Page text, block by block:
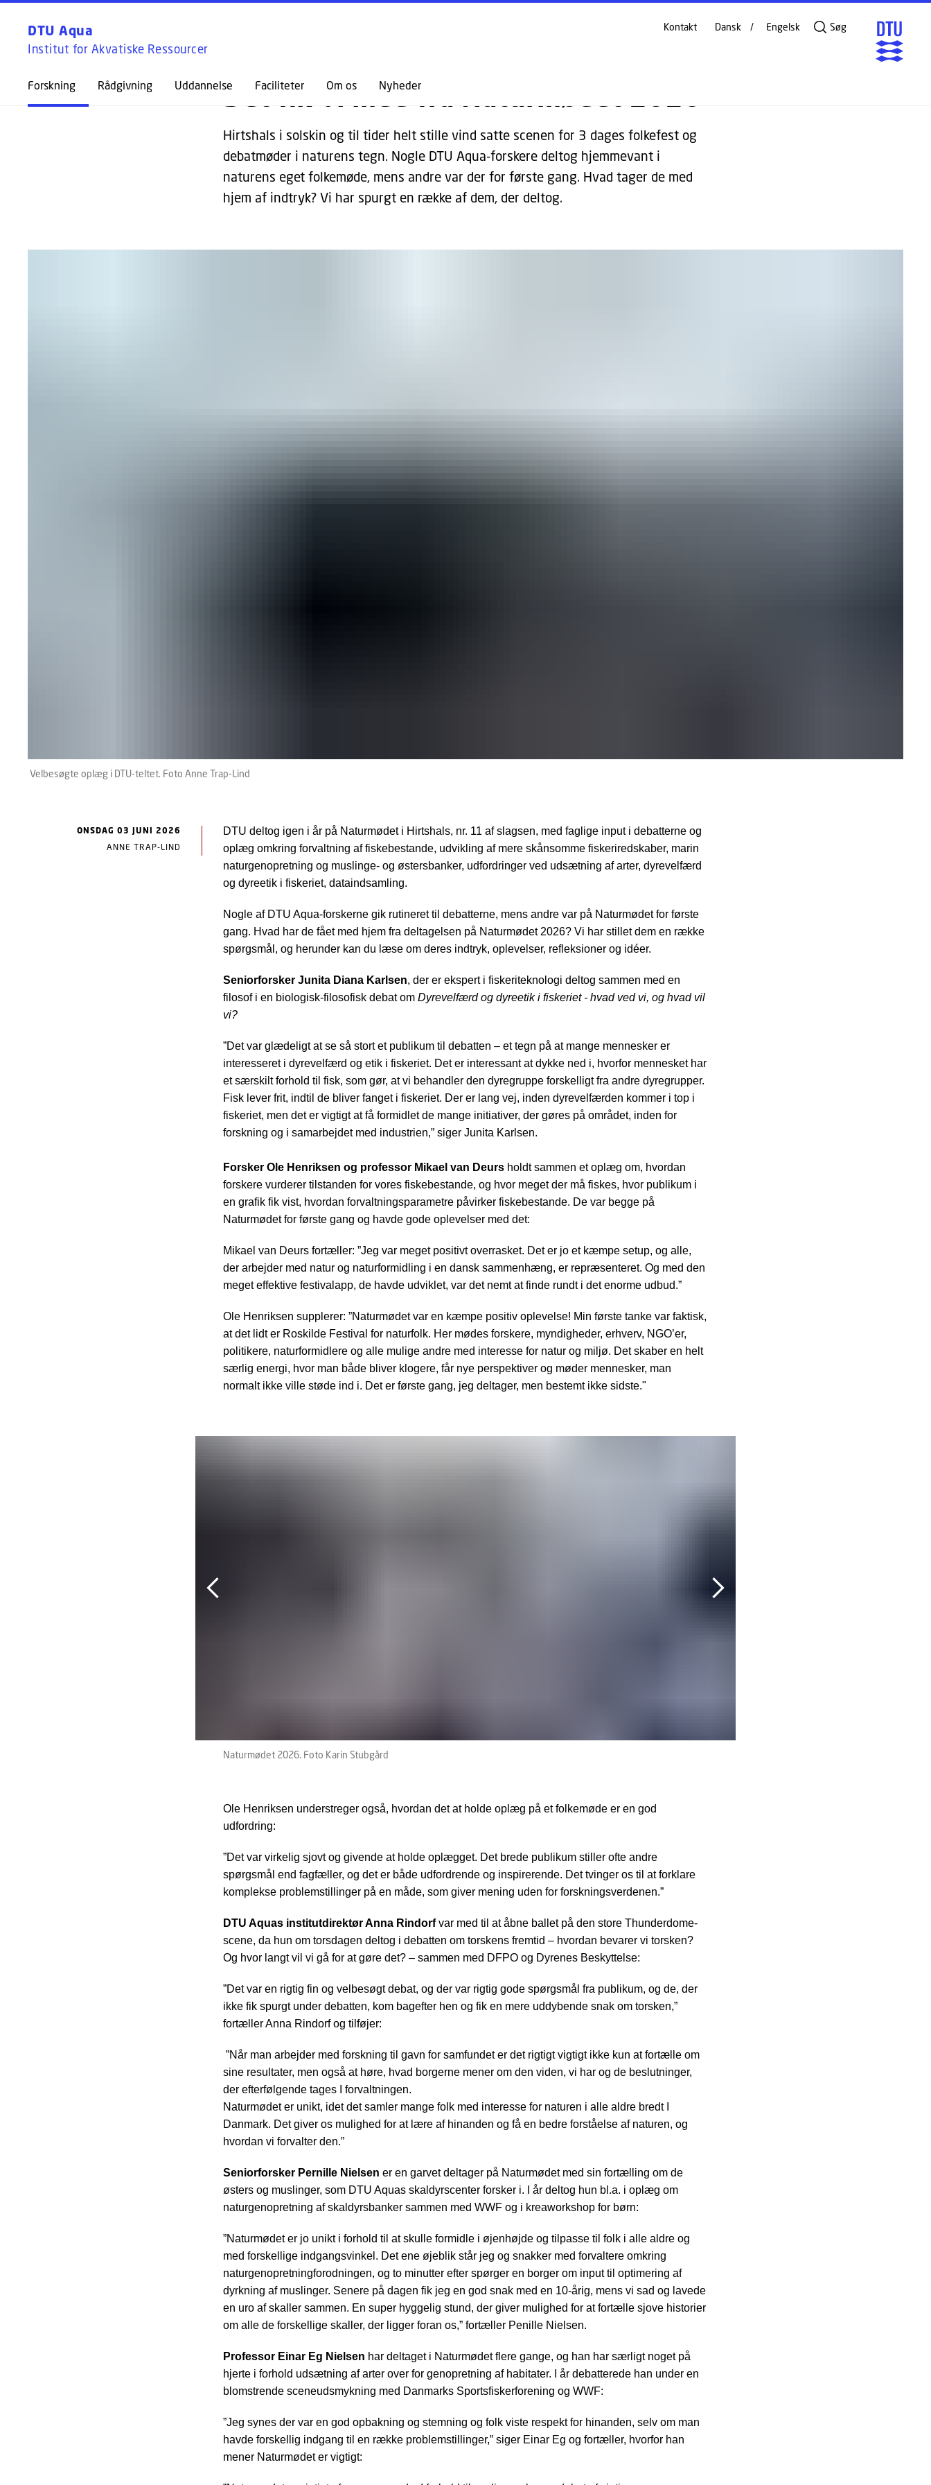
GÅ TIL PRIMÆRT INDHOLD (TRYK ENTER).
DTU Aqua
Institut for Akvatiske Ressourcer
Forskning Rådgivning Uddannelse Faciliteter Om os Nyheder
Kontakt Dansk Engelsk Søg
DEL PÅ
Det fik vi med fra Naturmødet 2026
Hirtshals i solskin og til tider helt stille vind satte scenen for 3 dages folkefest og
debatmøder i naturens tegn. Nogle DTU Aqua-forskere deltog hjemmevant i
naturens eget folkemøde, mens andre var der for første gang. Hvad tager de med
hjem af indtryk? Vi har spurgt en række af dem, der deltog.
Velbesøgte oplæg i DTU-teltet. Foto Anne Trap-Lind
ONSDAG 03 JUNI 2026
ANNE TRAP-LIND
DTU deltog igen i år på Naturmødet i Hirtshals, nr. 11 af slagsen, med faglige input i debatterne og
oplæg omkring forvaltning af fiskebestande, udvikling af mere skånsomme fiskeriredskaber, marin
naturgenopretning og muslinge- og østersbanker, udfordringer ved udsætning af arter, dyrevelfærd
og dyreetik i fiskeriet, dataindsamling.
Nogle af DTU Aqua-forskerne gik rutineret til debatterne, mens andre var på Naturmødet for første
gang. Hvad har de fået med hjem fra deltagelsen på Naturmødet 2026? Vi har stillet dem en række
spørgsmål, og herunder kan du læse om deres indtryk, oplevelser, refleksioner og idéer.
Seniorforsker Junita Diana Karlsen, der er ekspert i fiskeriteknologi deltog sammen med en
filosof i en biologisk-filosofisk debat om Dyrevelfærd og dyreetik i fiskeriet - hvad ved vi, og hvad vil
vi?
”Det var glædeligt at se så stort et publikum til debatten – et tegn på at mange mennesker er
interesseret i dyrevelfærd og etik i fiskeriet. Det er interessant at dykke ned i, hvorfor mennesket har
et særskilt forhold til fisk, som gør, at vi behandler den dyregruppe forskelligt fra andre dyregrupper.
Fisk lever frit, indtil de bliver fanget i fiskeriet. Der er lang vej, inden dyrevelfærden kommer i top i
fiskeriet, men det er vigtigt at få formidlet de mange initiativer, der gøres på området, inden for
forskning og i samarbejdet med industrien,” siger Junita Karlsen.
Forsker Ole Henriksen og professor Mikael van Deurs holdt sammen et oplæg om, hvordan
forskere vurderer tilstanden for vores fiskebestande, og hvor meget der må fiskes, hvor publikum i
en grafik fik vist, hvordan forvaltningsparametre påvirker fiskebestande. De var begge på
Naturmødet for første gang og havde gode oplevelser med det:
Mikael van Deurs fortæller: ”Jeg var meget positivt overrasket. Det er jo et kæmpe setup, og alle,
der arbejder med natur og naturformidling i en dansk sammenhæng, er repræsenteret. Og med den
meget effektive festivalapp, de havde udviklet, var det nemt at finde rundt i det enorme udbud.”
Ole Henriksen supplerer: ”Naturmødet var en kæmpe positiv oplevelse! Min første tanke var faktisk,
at det lidt er Roskilde Festival for naturfolk. Her mødes forskere, myndigheder, erhverv, NGO’er,
politikere, naturformidlere og alle mulige andre med interesse for natur og miljø. Det skaber en helt
særlig energi, hvor man både bliver klogere, får nye perspektiver og møder mennesker, man
normalt ikke ville støde ind i. Det er første gang, jeg deltager, men bestemt ikke sidste."
Naturmødet 2026. Foto Karin Stubgård
Ole Henriksen understreger også, hvordan det at holde oplæg på et folkemøde er en god
udfordring:
”Det var virkelig sjovt og givende at holde oplægget. Det brede publikum stiller ofte andre
spørgsmål end fagfæller, og det er både udfordrende og inspirerende. Det tvinger os til at forklare
komplekse problemstillinger på en måde, som giver mening uden for forskningsverdenen.”
DTU Aquas institutdirektør Anna Rindorfvar med til at åbne ballet på den store Thunderdome-
scene, da hun om torsdagen deltog i debatten om torskens fremtid – hvordan bevarer vi torsken?
Og hvor langt vil vi gå for at gøre det? – sammen med DFPO og Dyrenes Beskyttelse:
”Det var en rigtig fin og velbesøgt debat, og der var rigtig gode spørgsmål fra publikum, og de, der
ikke fik spurgt under debatten, kom bagefter hen og fik en mere uddybende snak om torsken,”
fortæller Anna Rindorf og tilføjer:
”Når man arbejder med forskning til gavn for samfundet er det rigtigt vigtigt ikke kun at fortælle om
sine resultater, men også at høre, hvad borgerne mener om den viden, vi har og de beslutninger,
der efterfølgende tages I forvaltningen.
Naturmødet er unikt, idet det samler mange folk med interesse for naturen i alle aldre bredt I
Danmark. Det giver os mulighed for at lære af hinanden og få en bedre forståelse af naturen, og
hvordan vi forvalter den.”
Seniorforsker Pernille Nielsen er en garvet deltager på Naturmødet med sin fortælling om de
østers og muslinger, som DTU Aquas skaldyrscenter forsker i. I år deltog hun bl.a. i oplæg om
naturgenopretning af skaldyrsbanker sammen med WWF og i kreaworkshop for børn:
”Naturmødet er jo unikt i forhold til at skulle formidle i øjenhøjde og tilpasse til folk i alle aldre og
med forskellige indgangsvinkel. Det ene øjeblik står jeg og snakker med forvaltere omkring
naturgenopretningforodningen, og to minutter efter spørger en borger om input til optimering af
dyrkning af muslinger. Senere på dagen fik jeg en god snak med en 10-årig, mens vi sad og lavede
en uro af skaller sammen. En super hyggelig stund, der giver mulighed for at fortælle sjove historier
om alle de forskellige skaller, der ligger foran os,” fortæller Penille Nielsen.
Professor Einar Eg Nielsen har deltaget i Naturmødet flere gange, og han har særligt noget på
hjerte i forhold udsætning af arter over for genopretning af habitater. I år debatterede han under en
blomstrende sceneudsmykning med Danmarks Sportsfiskerforening og WWF:
”Jeg synes der var en god opbakning og stemning og folk viste respekt for hinanden, selv om man
havde forskellig indgang til en række problemstillinger,” siger Einar Eg og fortæller, hvorfor han
mener Naturmødet er vigtigt: